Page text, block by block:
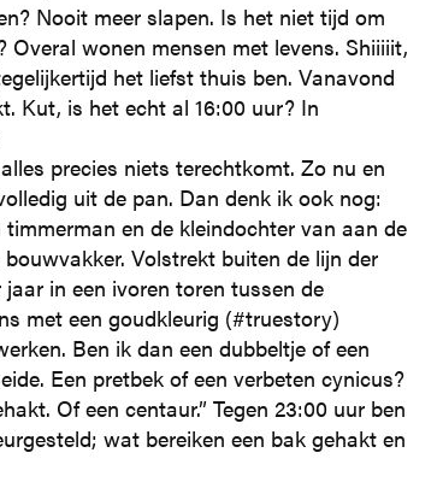
Nooit meer slapen. Is het niet tijd om
wonen mensen met levens. Shiiiiit,
het liefst thuis ben. Vanavond
Kut, is het echt al 16:00 uur? In
precies niets terechtkomt. Zo nu en
uit de pan. Dan denk ik ook nog:
en de kleindochter van aan de
Volstrekt buiten de lijn der
in een ivoren toren tussen de
met een goudkleurig (#truestory)
Ben ik dan een dubbeltje of een
Een pretbek of een verbeten cynicus?
Of een centaur.” Tegen 23:00 uur ben
wat bereiken een bak gehakt en